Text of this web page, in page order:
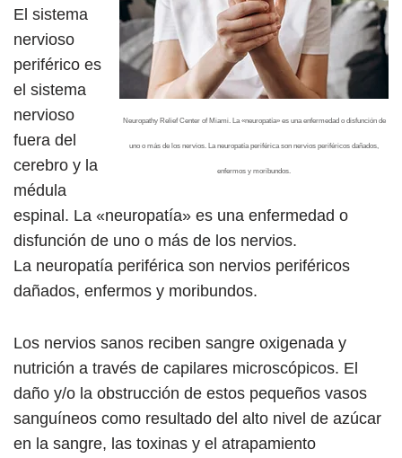
Neuropathy Relief Center of Miami. La «neuropatía» es una enfermedad o disfunción de
uno o más de los nervios. La neuropatía periférica son nervios periféricos dañados,
enfermos y moribundos.
El sistema
nervioso
periférico es
el sistema
nervioso
fuera del
cerebro y la
médula
espinal. La «neuropatía» es una enfermedad o
disfunción de uno o más de los nervios.
La neuropatía periférica son nervios periféricos
dañados, enfermos y moribundos.
Los nervios sanos reciben sangre oxigenada y
nutrición a través de capilares microscópicos. El
daño y/o la obstrucción de estos pequeños vasos
sanguíneos como resultado del alto nivel de azúcar
en la sangre, las toxinas y el atrapamiento